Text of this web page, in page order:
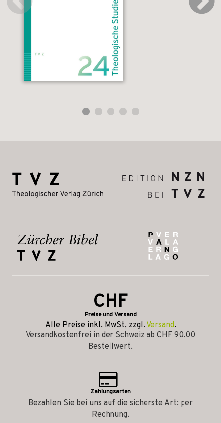
CHF
Preise und Versand
Alle Preise inkl. MwSt, zzgl. Versand.
Versandkostenfrei in der Schweiz ab CHF 90.00
Bestellwert.
Zahlungsarten
Bezahlen Sie bei uns auf die sicherste Art: per
Rechnung.